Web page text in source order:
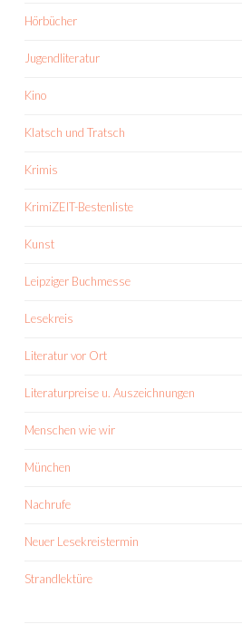
Hörbücher
Jugendliteratur
Kino
Klatsch und Tratsch
Krimis
KrimiZEIT-Bestenliste
Kunst
Leipziger Buchmesse
Lesekreis
Literatur vor Ort
Literaturpreise u. Auszeichnungen
Menschen wie wir
München
Nachrufe
Neuer Lesekreistermin
Strandlektüre